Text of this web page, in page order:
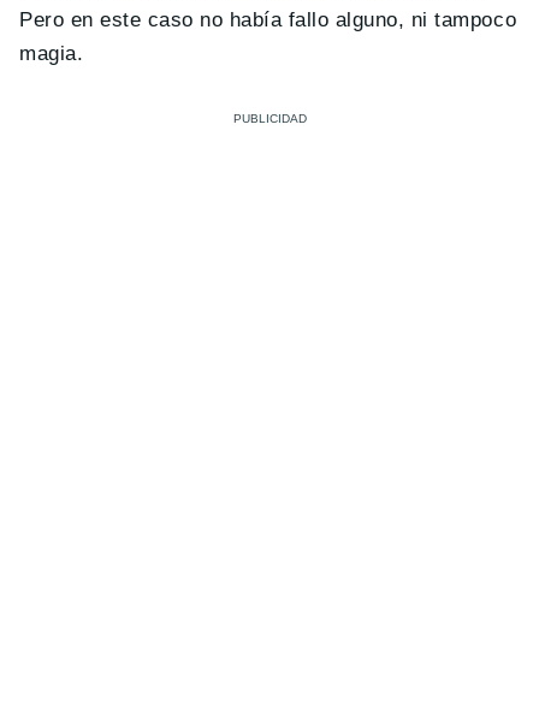
Pero en este caso no había fallo alguno, ni tampoco
magia.